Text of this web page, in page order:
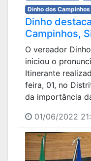
Dinho dos Campinhos
Dinho
Campinhos,
O vereador
iniciou o
Itinerante
feira, 01, no
da importância
01/06/2022